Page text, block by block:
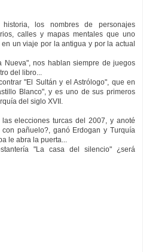
los nombres de personajes
calles y mapas mentales que uno
un viaje por la antigua y por la actual
Nueva", nos hablan siempre de juegos
del libro...
"El Sultán y el Astrólogo", que en
Blanco", y es uno de sus primeros
del siglo XVII.
elecciones turcas del 2007, y anoté
pañuelo?, ganó Erdogan y Turquía
le abra la puerta...
"La casa del silencio" ¿será